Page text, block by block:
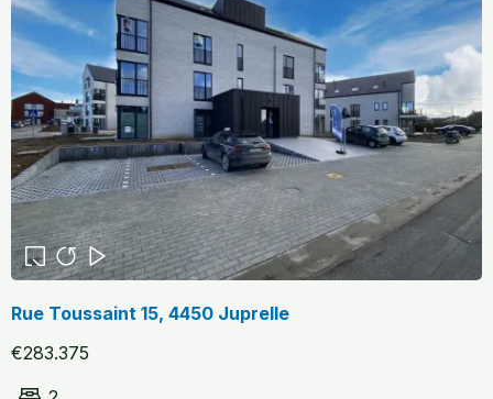
Rue Toussaint 15, 4450 Juprelle
€283.375